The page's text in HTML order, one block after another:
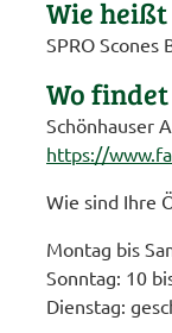
Wie
SPRO Scones
Wo
Schönhauser
https://
Wie sind Ihre
Montag bis
Sonntag: 10
Dienstag: